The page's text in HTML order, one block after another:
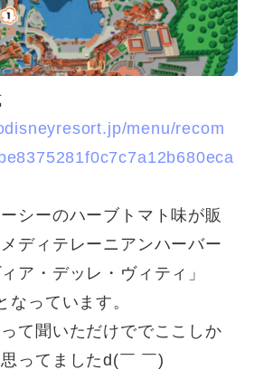
menu/recom
シーのハーブトマト味が販
ディテレーニアンハーバー
ア・デッレ・ヴィティ」
なっています。
って聞いただけででここしか
ってましたd(￣ ￣)